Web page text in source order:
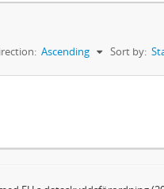
Sort by:
Ascending